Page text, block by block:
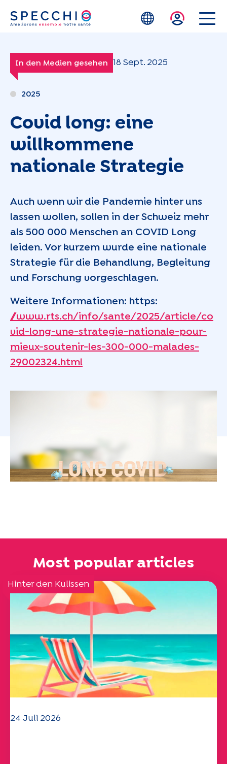
Zum Hauptinhalt springen
In den Medien gesehen 18 Sept. 2025
2025
Covid long: eine
willkommene
nationale Strategie
Auch wenn wir die Pandemie hinter uns
lassen wollen, sollen in der Schweiz mehr
als 500 000 Menschen an COVID Long
leiden. Vor kurzem wurde eine nationale
Strategie für die Behandlung, Begleitung
und Forschung vorgeschlagen.
Weitere Informationen: https:
//www.rts.ch/info/sante/2025/article/co
vid-long-une-strategie-nationale-pour-
mieux-soutenir-les-300-000-malades-
29002324.html
Most popular articles
Hinter den Kulissen
24 Juli 2026